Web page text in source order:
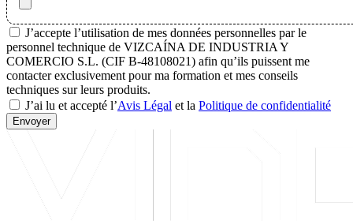
J’accepte l’utilisation de mes données personnelles par le
personnel technique de VIZCAÍNA DE INDUSTRIA Y
COMERCIO S.L. (CIF B-48108021) afin qu’ils puissent me
contacter exclusivement pour ma formation et mes conseils
techniques sur leurs produits.
J’ai lu et accepté l’Avis Légal et la Politique de confidentialité
Envoyer